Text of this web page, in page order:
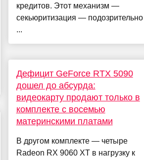
кредитов. Этот механизм —
секьюритизация — подозрительно
...
Дефицит GeForce RTX 5090
дошел до абсурда:
видеокарту продают только в
комплекте с восемью
материнскими платами
В другом комплекте — четыре
Radeon RX 9060 XT в нагрузку к